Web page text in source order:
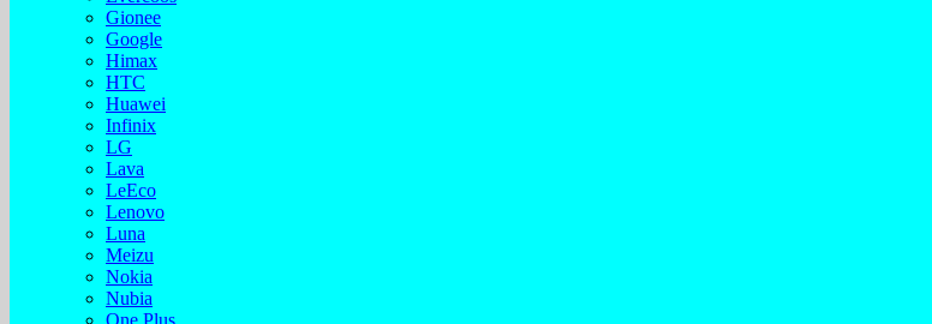
Gionee
Google
Himax
HTC
Huawei
Infinix
LG
Lava
LeEco
Lenovo
Luna
Meizu
Nokia
Nubia
One Plus